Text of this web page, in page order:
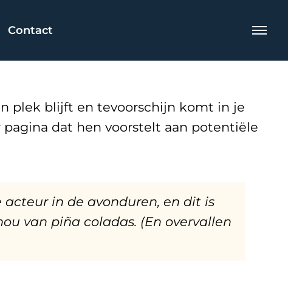
Contact
plek blijft en tevoorschijn komt in je
dat hen voorstelt aan potentiële
in de avonduren, en dit is
van piña coladas. (En overvallen